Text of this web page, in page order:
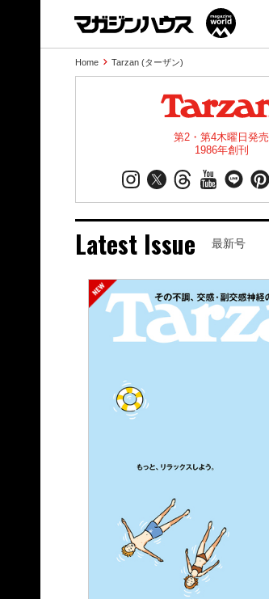
Home Tarzan (ターザン)
第2・第4木曜日発売
1986年創刊
Latest Issue 最新号